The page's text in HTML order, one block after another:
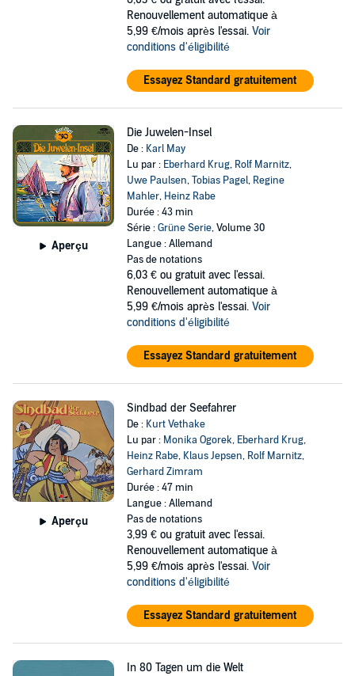
Renouvellement automatique à
5,99 €/mois après l'essai. Voir
conditions d'éligibilité
Essayez Standard gratuitement
Aperçu
Die Juwelen-Insel
De : Karl May
Lu par : Eberhard Krug, Rolf Marnitz,
Uwe Paulsen,Tobias Pagel, Regine
Mahler, Heinz Rabe
Durée : 43 min
Série :Grüne Serie, Volume 30
Langue : Allemand
Pas de notations
6,03 € ou gratuit avec l'essai.
Renouvellement automatique à
5,99 €/mois après l'essai. Voir
conditions d'éligibilité
Essayez Standard gratuitement
Aperçu
Sindbad der Seefahrer
De : Kurt Vethake
Lu par : Monika Ogorek, Eberhard Krug,
Heinz Rabe, Klaus Jepsen, Rolf Marnitz,
Gerhard Zimram
Durée : 47 min
Langue : Allemand
Pas de notations
3,99 € ou gratuit avec l'essai.
Renouvellement automatique à
5,99 €/mois après l'essai. Voir
conditions d'éligibilité
Essayez Standard gratuitement
In 80 Tagen um die Welt